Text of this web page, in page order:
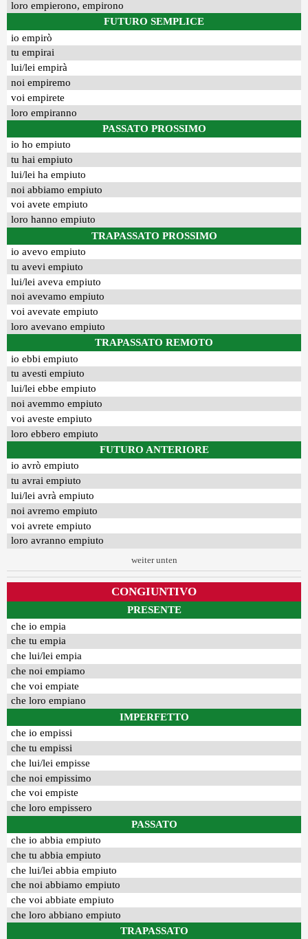
loro empierono, empirono
FUTURO SEMPLICE
io empirò
tu empirai
lui/lei empirà
noi empiremo
voi empirete
loro empiranno
PASSATO PROSSIMO
io ho empiuto
tu hai empiuto
lui/lei ha empiuto
noi abbiamo empiuto
voi avete empiuto
loro hanno empiuto
TRAPASSATO PROSSIMO
io avevo empiuto
tu avevi empiuto
lui/lei aveva empiuto
noi avevamo empiuto
voi avevate empiuto
loro avevano empiuto
TRAPASSATO REMOTO
io ebbi empiuto
tu avesti empiuto
lui/lei ebbe empiuto
noi avemmo empiuto
voi aveste empiuto
loro ebbero empiuto
FUTURO ANTERIORE
io avrò empiuto
tu avrai empiuto
lui/lei avrà empiuto
noi avremo empiuto
voi avrete empiuto
loro avranno empiuto
weiter unten
CONGIUNTIVO
PRESENTE
che io empia
che tu empia
che lui/lei empia
che noi empiamo
che voi empiate
che loro empiano
IMPERFETTO
che io empissi
che tu empissi
che lui/lei empisse
che noi empissimo
che voi empiste
che loro empissero
PASSATO
che io abbia empiuto
che tu abbia empiuto
che lui/lei abbia empiuto
che noi abbiamo empiuto
che voi abbiate empiuto
che loro abbiano empiuto
TRAPASSATO